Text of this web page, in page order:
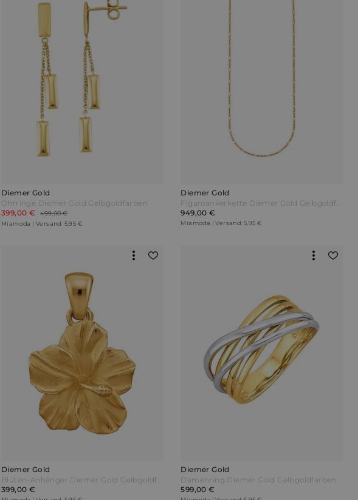
Diemer Gold
Ohrringe Diemer Gold Gelbgoldfarben
399,00 €
499,00 €
Miamoda | Versand: 5,95 €
Diemer Gold
949,00 €
Miamoda | Versand: 5,95 €
Diemer Gold
399,00 €
Diemer Gold
Damenring Diemer Gold Gelbgoldfarben
599,00 €